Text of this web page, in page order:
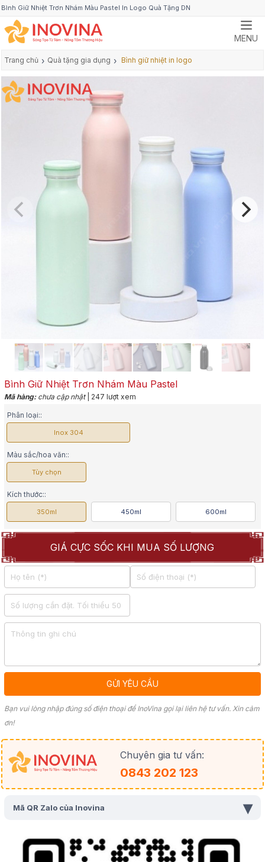
Bình Giữ Nhiệt Trơn Nhám Màu Pastel In Logo Quà Tặng DN
MENU
Trang chủ › Quà tặng gia dụng › Bình giữ nhiệt in logo
Bình Giữ Nhiệt Trơn Nhám Màu Pastel
Mã hàng:chưa cập nhật| 247 lượt xem
Phân loại::
Inox 304
Màu sắc/hoa văn::
Tùy chọn
Kích thước::
350ml 450ml 600ml
GIÁ CỰC SỐC KHI MUA SỐ LƯỢNG
Bạn vui lòng nhập đúng số điện thoại để InoVina gọi lại liên hệ tư vấn. Xin cảm
ơn!
Chuyên gia tư vấn:
0843 202 123
Mã QR Zalo của Inovina ▾